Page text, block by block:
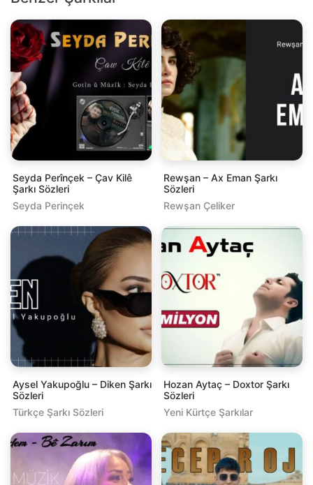
Seyda Perînçek – Çav Kilê
Şarkı Sözleri
Seyda Perinçek
Rewşan – Ax Eman Şarkı
Sözleri
Rewşan Çeliker
Aysel Yakupoğlu – Diken Şarkı
Sözleri
Türkçe Şarkı Sözleri
Hozan Aytaç – Doxtor Şarkı
Sözleri
Yeni Kürtçe Şarkılar